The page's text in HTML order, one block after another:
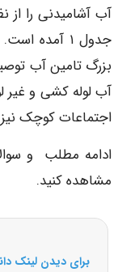
آب آشامیدنی را از
جدول ۱
بزرگ تامین آب
آب لوله کشی و
اجتماعات کوچک
ادامه مطلب و
مشاهده کنید.
برای دیدن لینک